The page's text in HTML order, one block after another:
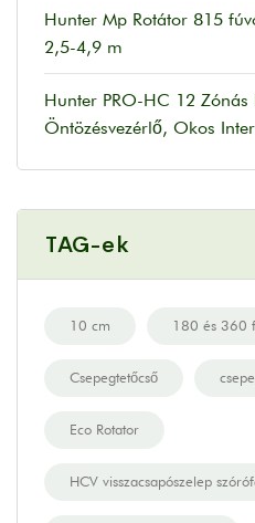
Hunter Mp Rotátor 815
2,5-4,9 m
Hunter PRO-HC 12 Zónás
Öntözésvezérlő, Okos
TAG-ek
10 cm 180 és 360
Csepegtetőcső
Eco Rotator
HCV visszacsapószelep